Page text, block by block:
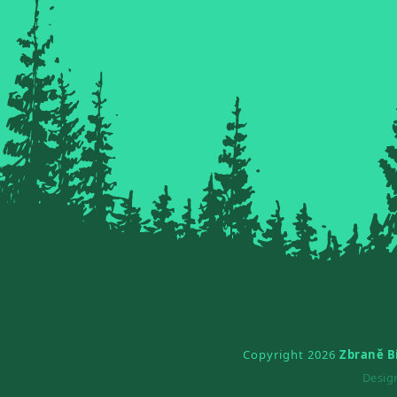
Copyright 2026 Zbraně